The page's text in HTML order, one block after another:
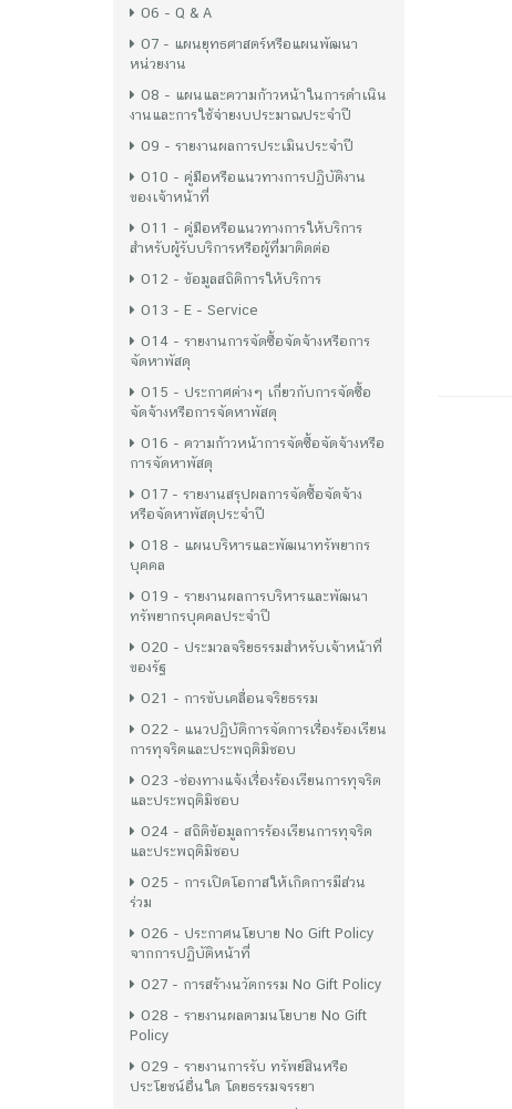
O6 - Q & A
O7 - แผนยุทธศาสตร์หรือแผนพัฒนา
หน่วยงาน
O8 - แผนและความก้าวหน้าในการดำเนิน
งานและการใช้จ่ายงบประมาณประจำปี
O9 - รายงานผลการประเมินประจำปี
O10 - คู่มือหรือแนวทางการปฏิบัติงาน
ของเจ้าหน้าที่
O11 - คู่มือหรือแนวทางการให้บริการ
สำหรับผู้รับบริการหรือผู้ที่มาติดต่อ
O12 - ข้อมูลสถิติการให้บริการ
O13 - E - Service
O14 - รายงานการจัดซื้อจัดจ้างหรือการ
จัดหาพัสดุ
O15 - ประกาศต่างๆ เกี่ยวกับการจัดซื้อ
จัดจ้างหรือการจัดหาพัสดุ
O16 - ความก้าวหน้าการจัดซื้อจัดจ้างหรือ
การจัดหาพัสดุ
O17 - รายงานสรุปผลการจัดซื้อจัดจ้าง
หรือจัดหาพัสดุประจำปี
O18 - แผนบริหารและพัฒนาทรัพยากร
บุคคล
O19 - รายงานผลการบริหารและพัฒนา
ทรัพยากรบุคคลประจำปี
O20 - ประมวลจริยธรรมสำหรับเจ้าหน้าที่
ของรัฐ
O21 - การขับเคลื่อนจริยธรรม
O22 - แนวปฏิบ้ติการจัดการเรื่องร้องเรียน
การทุจริตและประพฤติมิชอบ
O23 -ช่องทางแจ้งเรื่องร้องเรียนการทุจริต
และประพฤติมิชอบ
O24 - สถิติข้อมูลการร้องเรียนการทุจริต
และประพฤติมิชอบ
O25 - การเปิดโอกาสให้เกิดการมีส่วน
ร่วม
O26 - ประกาศนโยบาย No Gift Policy
จากการปฏิบัติหน้าที่
O27 - การสร้างนวัตกรรม No Gift Policy
O28 - รายงานผลตามนโยบาย No Gift
Policy
O29 - รายงานการรับ ทรัพย์สินหรือ
ประโยชน์อื่นใด โดยธรรมจรรยา